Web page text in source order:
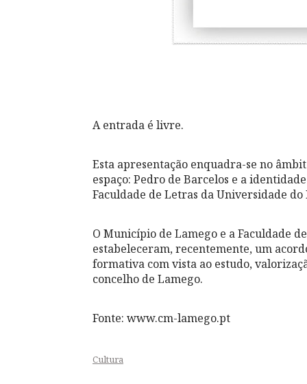
A entrada é livre.
Esta apresentação enquadra-se no
espaço: Pedro de Barcelos e a
Faculdade de Letras da Universidade do
O Município de Lamego e a Faculdade
estabeleceram, recentemente, um
formativa com vista ao estudo,
concelho de Lamego.
Fonte: www.cm-lamego.pt
Cultura